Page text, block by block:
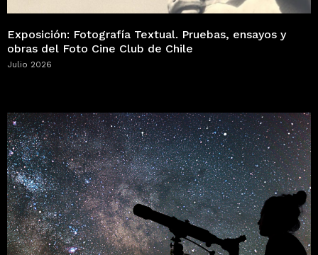
Exposición: Fotografía Textual. Pruebas, ensayos y
obras del Foto Cine Club de Chile
Julio 2026